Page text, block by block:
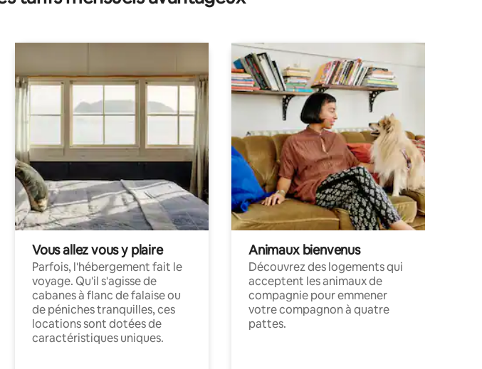
Vous allez vous y plaire
Parfois, l'hébergement fait le
voyage. Qu'il s'agisse de
cabanes à flanc de falaise ou
de péniches tranquilles, ces
locations sont dotées de
caractéristiques uniques.
Animaux bienvenus
Découvrez des logements qui
acceptent les animaux de
compagnie pour emmener
votre compagnon à quatre
pattes.